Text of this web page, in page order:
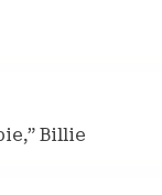
Billie